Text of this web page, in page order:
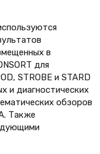
в
для
STROBE и STARD
и диагностических
обзоров
Также